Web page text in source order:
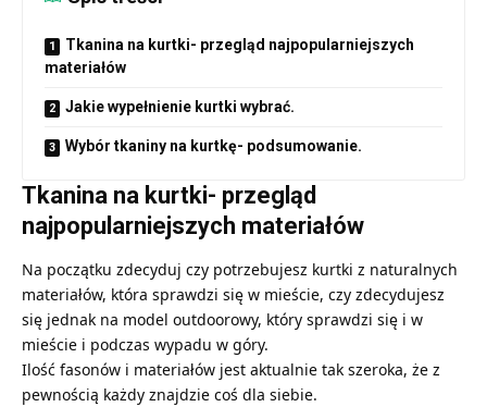
Tkanina na kurtki- przegląd najpopularniejszych
materiałów
Jakie wypełnienie kurtki wybrać.
Wybór tkaniny na kurtkę- podsumowanie.
Tkanina na kurtki- przegląd
najpopularniejszych materiałów
Na początku zdecyduj czy potrzebujesz kurtki z naturalnych
materiałów, która sprawdzi się w mieście, czy zdecydujesz
się jednak na model outdoorowy, który sprawdzi się i w
mieście i podczas wypadu w góry.
Ilość fasonów i materiałów jest aktualnie tak szeroka, że z
pewnością każdy znajdzie coś dla siebie.